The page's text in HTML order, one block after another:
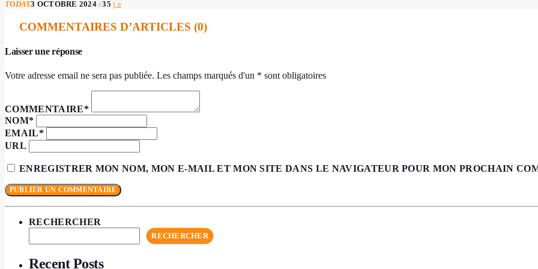
TODAY3 OCTOBRE 2024 35
COMMENTAIRES D’ARTICLES (0)
Laisser une réponse
Votre adresse email ne sera pas publiée. Les champs marqués d'un * sont obligatoires
COMMENTAIRE*
NOM*
EMAIL*
URL
ENREGISTRER MON NOM, MON E-MAIL ET MON SITE DANS LE NAVIGATEUR POUR MON PROCHAIN
RECHERCHER
RECHERCHER
Recent Posts